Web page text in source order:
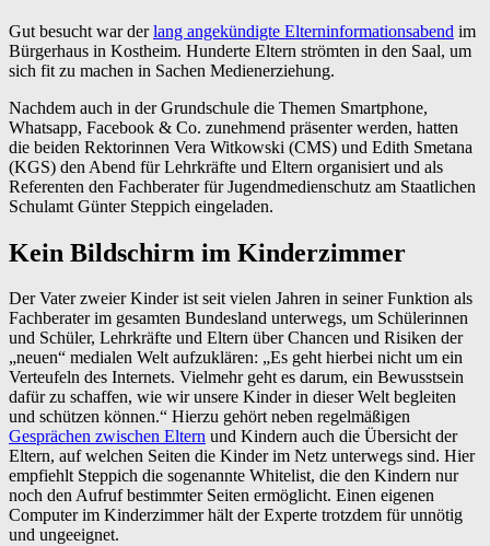
Gut besucht war derlang angekündigte Elterninformationsabend im
Bürgerhaus in Kostheim. Hunderte Eltern strömten in den Saal, um
sich fit zu machen in Sachen Medienerziehung.
Nachdem auch in der Grundschule die Themen Smartphone,
Whatsapp, Facebook & Co. zunehmend präsenter werden, hatten
die beiden Rektorinnen Vera Witkowski (CMS) und Edith Smetana
(KGS) den Abend für Lehrkräfte und Eltern organisiert und als
Referenten den Fachberater für Jugendmedienschutz am Staatlichen
Schulamt Günter Steppich eingeladen.
Kein Bildschirm im Kinderzimmer
Der Vater zweier Kinder ist seit vielen Jahren in seiner Funktion als
Fachberater im gesamten Bundesland unterwegs, um Schülerinnen
und Schüler, Lehrkräfte und Eltern über Chancen und Risiken der
„neuen“ medialen Welt aufzuklären: „Es geht hierbei nicht um ein
Verteufeln des Internets. Vielmehr geht es darum, ein Bewusstsein
dafür zu schaffen, wie wir unsere Kinder in dieser Welt begleiten
und schützen können.“ Hierzu gehört neben regelmäßigen
Gesprächen zwischen Eltern und Kindern auch die Übersicht der
Eltern, auf welchen Seiten die Kinder im Netz unterwegs sind. Hier
empfiehlt Steppich die sogenannte Whitelist, die den Kindern nur
noch den Aufruf bestimmter Seiten ermöglicht. Einen eigenen
Computer im Kinderzimmer hält der Experte trotzdem für unnötig
und ungeeignet.